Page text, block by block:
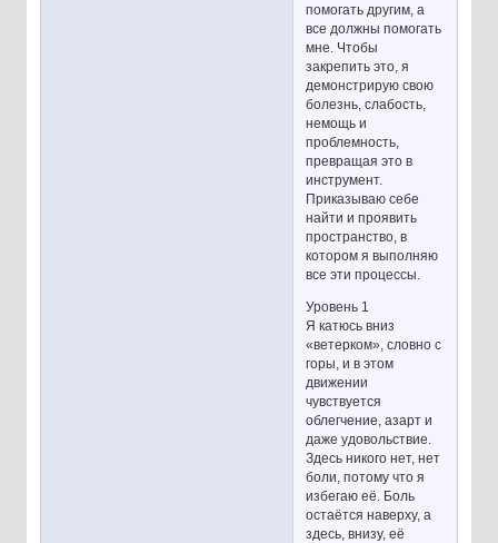
помогать другим, а
все должны помогать
мне. Чтобы
закрепить это, я
демонстрирую свою
болезнь, слабость,
немощь и
проблемность,
превращая это в
инструмент.
Приказываю себе
найти и проявить
пространство, в
котором я выполняю
все эти процессы.
Уровень 1
Я катюсь вниз
«ветерком», словно с
горы, и в этом
движении
чувствуется
облегчение, азарт и
даже удовольствие.
Здесь никого нет, нет
боли, потому что я
избегаю её. Боль
остаётся наверху, а
здесь, внизу, её